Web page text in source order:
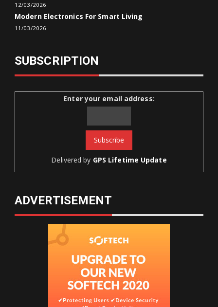
12/03/2026
Modern Electronics For Smart Living
11/03/2026
SUBSCRIPTION
Enter your email address:
Delivered by GPS Lifetime Update
ADVERTISEMENT